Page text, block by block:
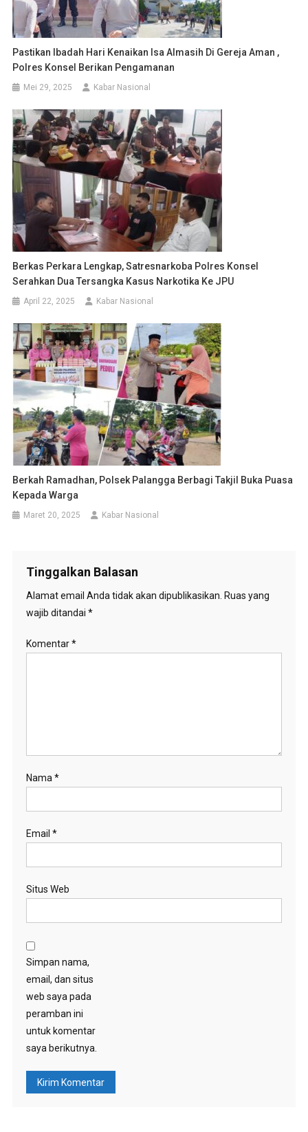
Pastikan Ibadah Hari Kenaikan Isa Almasih Di Gereja Aman ,
Polres Konsel Berikan Pengamanan
Mei 29, 2025 Kabar Nasional
Berkas Perkara Lengkap, Satresnarkoba Polres Konsel
Serahkan Dua Tersangka Kasus Narkotika Ke JPU
April 22, 2025 Kabar Nasional
Berkah Ramadhan, Polsek Palangga Berbagi Takjil Buka Puasa
Kepada Warga
Maret 20, 2025 Kabar Nasional
Tinggalkan Balasan
Alamat email Anda tidak akan dipublikasikan. Ruas yang
wajib ditandai *
Komentar*
Nama*
Email *
Situs Web
Simpan nama,
email, dan situs
web saya pada
peramban ini
untuk komentar
saya berikutnya.